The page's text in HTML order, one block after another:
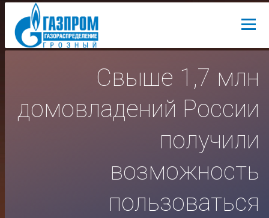
Свыше 1,7 млн
домовладений России
получили
возможность
пользоваться